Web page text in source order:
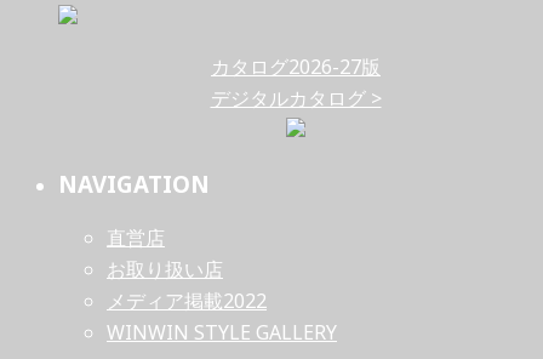
カタログ2026-27版
デジタルカタログ >
NAVIGATION
直営店
お取り扱い店
メディア掲載2022
WINWIN STYLE GALLERY